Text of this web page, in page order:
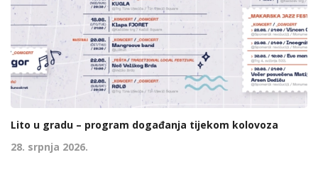
Lito u gradu – program događanja tijekom kolovoza
28. srpnja 2026.